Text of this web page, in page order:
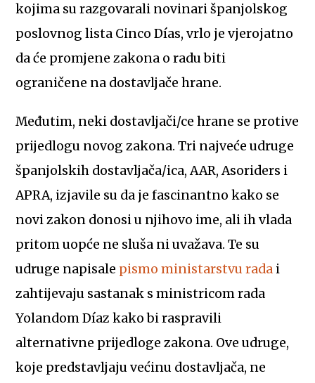
kojima su razgovarali novinari španjolskog
poslovnog lista Cinco Días, vrlo je vjerojatno
da će promjene zakona o radu biti
ograničene na dostavljače hrane.
Međutim, neki dostavljači/ce hrane se protive
prijedlogu novog zakona. Tri najveće udruge
španjolskih dostavljača/ica, AAR, Asoriders i
APRA, izjavile su da je fascinantno kako se
novi zakon donosi u njihovo ime, ali ih vlada
pritom uopće ne sluša ni uvažava. Te su
udruge napisale pismo ministarstvu rada i
zahtijevaju sastanak s ministricom rada
Yolandom Díaz kako bi raspravili
alternativne prijedloge zakona. Ove udruge,
koje predstavljaju većinu dostavljača, ne